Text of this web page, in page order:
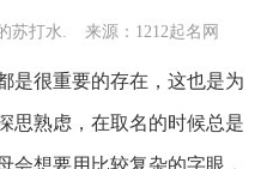
苏打水. 来源：1212起名网
很重要的存在，这也是为
思熟虑，在取名的时候总是